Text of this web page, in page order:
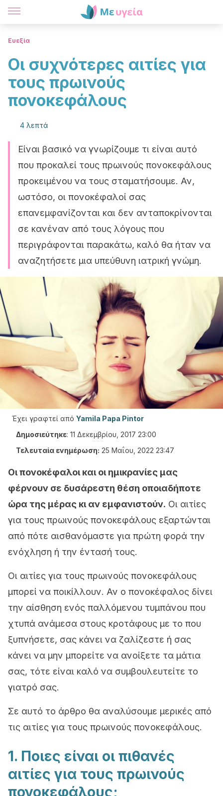
Ευεξία
Οι συχνότερες αιτίες για
τους πρωινούς
πονοκεφάλους
4 λεπτά
Είναι βασικό να γνωρίζουμε τι είναι αυτό
που προκαλεί τους πρωινούς πονοκεφάλους
προκειμένου να τους σταματήσουμε. Αν,
ωστόσο, οι πονοκέφαλοί σας
επανεμφανίζονται και δεν ανταποκρίνονται
σε κανέναν από τους λόγους που
περιγράφονται παρακάτω, καλό θα ήταν να
αναζητήσετε μια υπεύθυνη ιατρική γνώμη.
Έχει γραφτεί από Yamila Papa Pintor
Δημοσιεύτηκε: 11 Δεκεμβρίου, 2017 23:00
Τελευταία ενημέρωση: 25 Μαΐου, 2022 23:47
Οι πονοκέφαλοι και οι ημικρανίες μας
φέρνουν σε δυσάρεστη θέση οποιαδήποτε
ώρα της μέρας κι αν εμφανιστούν. Οι αιτίες
για τους πρωινούς πονοκεφάλους εξαρτώνται
από πότε αισθανόμαστε για πρώτη φορά την
ενόχληση ή την έντασή τους.
Οι αιτίες για τους πρωινούς πονοκεφάλους
μπορεί να ποικίλλουν. Αν ο πονοκέφαλος δίνει
την αίσθηση ενός παλλόμενου τυμπάνου που
χτυπά ανάμεσα στους κροτάφους με το που
ξυπνήσετε, σας κάνει να ζαλίζεστε ή σας
κάνει να μην μπορείτε να ανοίξετε τα μάτια
σας, τότε είναι καλό να συμβουλευτείτε το
γιατρό σας.
Σε αυτό το άρθρο θα αναλύσουμε μερικές από
τις αιτίες για τους πρωινούς πονοκεφάλους.
1. Ποιες είναι οι πιθανές
αιτίες για τους πρωινούς
πονοκεφάλους;